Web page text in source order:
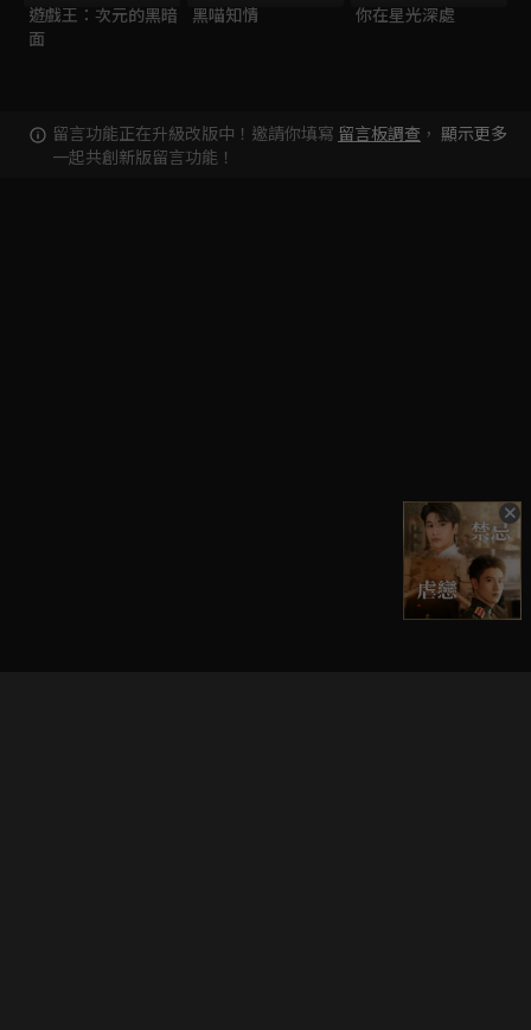
遊戲王：次元的黑暗
面
黑喵知情 你在星光深處
留言功能正在升級改版中！邀請你填寫 留言板調查 ，
一起共創新版留言功能！
顯示更多